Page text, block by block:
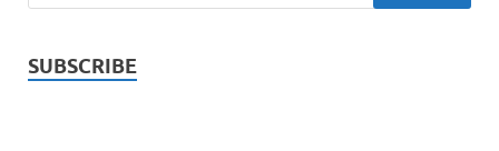
SUBSCRIBE